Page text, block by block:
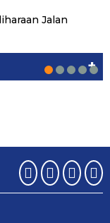
Jalan
+
Mulai ESDM,
Warga
Legislatif